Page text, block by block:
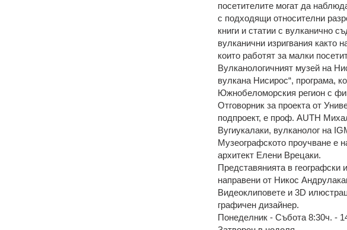
посетителите могат да
с подходящи относителни
книги и статии с вулканично
вулканични изригвания както
които работят за малки
Вулканологичният музей на
вулкана Нисирос“, програма,
Южнобеломорския регион с
Отговорник за проекта от
подпроект, е проф. AUTH
Вугиукалаки, вулканолог на
Музеографското проучване е
архитект Елени Врецаки.
Представянията в
направени от Никос
Видеоклиповете и 3D
графичен дизайнер.
Понеделник - Събота 8:30ч. -